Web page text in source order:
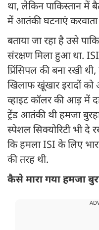
था, लेकिन पाकिस्तान में
में आतंकी घटनाएं करवाता
बताया जा रहा है उसे
संरक्षण मिला हुआ था.
प्रिंसिपल की बना रखी
खिलाफ खूंखार इरादों को
व्हाइट कॉलर की आड़ में
ट्रेंड आतंकी थी हमजा
स्पेशल सिक्योरिटी भी
कि हमला ISI के लिए
की तरह थी.
कैसे मारा गया हमजा